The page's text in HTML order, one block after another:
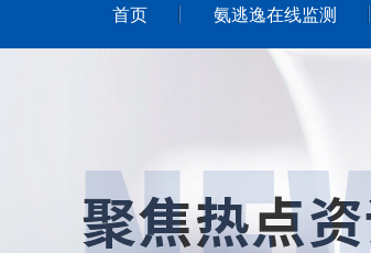
首页 氨逃逸在线监测